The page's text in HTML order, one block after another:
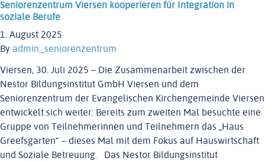
WILLKOMMEN
LEISTUNGEN
NEWS
ENGAGEMENT
KONTAKT
EINRICHTUNGEN
Seniorenzentrum Viersen kooperieren für Integration in
soziale Berufe
1. August 2025
By admin_seniorenzentrum
Viersen, 30. Juli 2025 – Die Zusammenarbeit zwischen der
Nestor Bildungsinstitut GmbH Viersen und dem
Seniorenzentrum der Evangelischen Kirchengemeinde Viersen
entwickelt sich weiter: Bereits zum zweiten Mal besuchte eine
Gruppe von Teilnehmerinnen und Teilnehmern das „Haus
Greefsgarten“ – dieses Mal mit dem Fokus auf Hauswirtschaft
und Soziale Betreuung. Das Nestor Bildungsinstitut